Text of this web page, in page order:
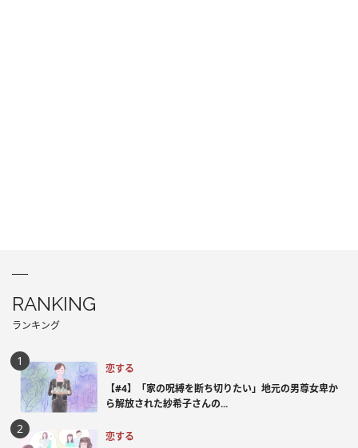
RANKING
ランキング
恋する
【#4】「家の呪縛を断ち切りたい」地元の男尊女卑か
ら解放された紗希子さんの...
恋する